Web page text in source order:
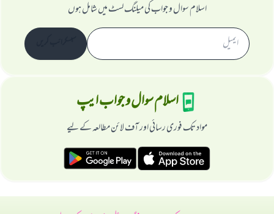
اسلام سوال و جواب کی میلنگ لسٹ میں شامل ہوں
اسلام سوال و جواب ایپ
مواد تک فوری رسائی اور آف لائن مطالعہ کے لیے